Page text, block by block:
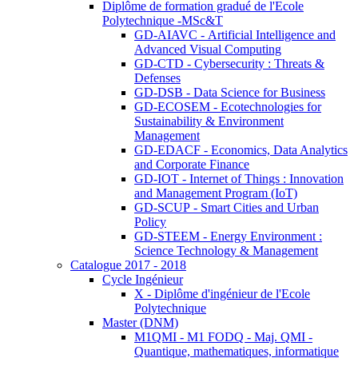
Diplôme de formation gradué de l'Ecole
Polytechnique -MSc&T
GD-AIAVC - Artificial Intelligence and
Advanced Visual Computing
GD-CTD - Cybersecurity : Threats &
Defenses
GD-DSB - Data Science for Business
GD-ECOSEM - Ecotechnologies for
Sustainability & Environment
Management
GD-EDACF - Economics, Data Analytics
and Corporate Finance
GD-IOT - Internet of Things : Innovation
and Management Program (IoT)
GD-SCUP - Smart Cities and Urban
Policy
GD-STEEM - Energy Environment :
Science Technology & Management
Catalogue 2017 - 2018
Cycle Ingénieur
X - Diplôme d'ingénieur de l'Ecole
Polytechnique
Master (DNM)
M1QMI - M1 FODQ - Maj. QMI -
Quantique, mathematiques, informatique